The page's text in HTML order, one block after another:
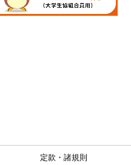
定款・諸規則